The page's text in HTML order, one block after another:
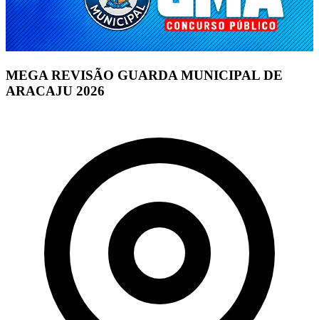
MEGA REVISÃO GUARDA MUNICIPAL DE
ARACAJU 2026